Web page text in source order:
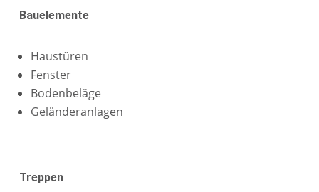
Bauelemente
Haustüren
Fenster
Bodenbeläge
Geländeranlagen
Treppen